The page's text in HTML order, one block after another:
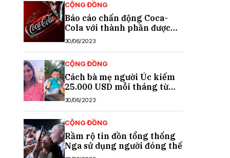
CỘNG ĐỒNG
Báo cáo chấn động Coca-
Cola với thành phần được
cho là chất gây ung thư
30/06/2023
CỘNG ĐỒNG
Cách bà mẹ người Úc kiếm
25.000 USD mỗi tháng từ
TikTok
30/06/2023
CỘNG ĐỒNG
Rầm rộ tin đồn tổng thống
Nga sử dụng người đóng thế